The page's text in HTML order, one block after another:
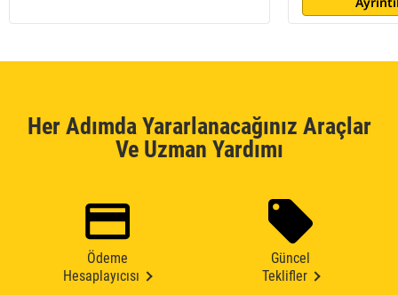
Her Adımda Yararlanacağınız Araçlar
Ve Uzman Yardımı
Ödeme
Hesaplayıcısı
Güncel
Teklifler